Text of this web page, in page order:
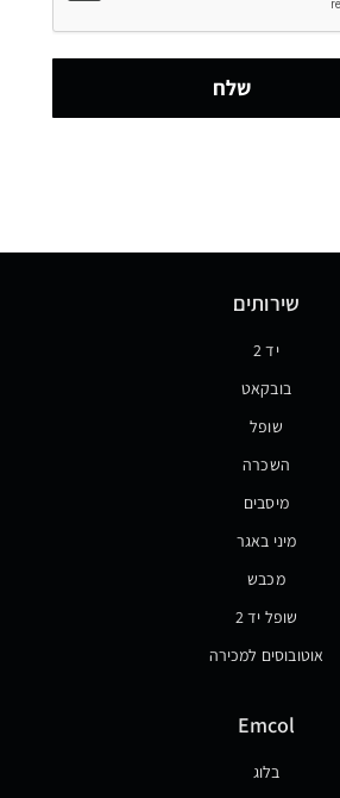
שלח
שירותים
יד 2
בובקאט
שופל
השכרה
מיסבים
מיני באגר
מכבש
שופל יד 2
אוטובוסים למכירה
Emcol
בלוג